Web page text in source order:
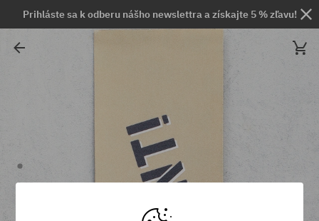
Prihláste sa k odberu nášho newslettra a získajte 5 % zľavu!